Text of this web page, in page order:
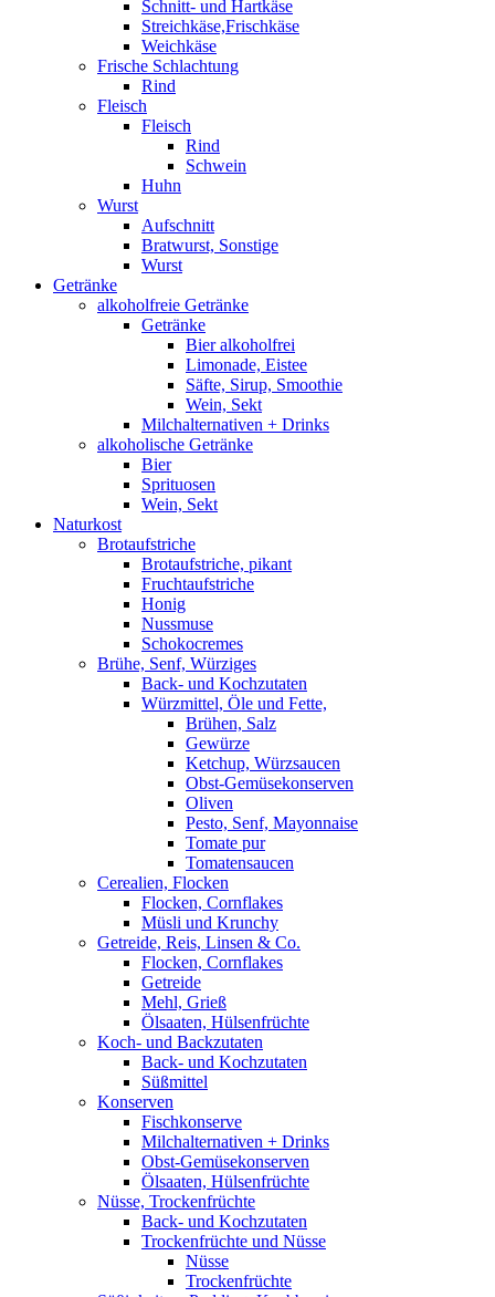
Schnitt- und Hartkäse
Streichkäse,Frischkäse
Weichkäse
Frische Schlachtung
Rind
Fleisch
Fleisch
Rind
Schwein
Huhn
Wurst
Aufschnitt
Bratwurst, Sonstige
Wurst
Getränke
alkoholfreie Getränke
Getränke
Bier alkoholfrei
Limonade, Eistee
Säfte, Sirup, Smoothie
Wein, Sekt
Milchalternativen + Drinks
alkoholische Getränke
Bier
Sprituosen
Wein, Sekt
Naturkost
Brotaufstriche
Brotaufstriche, pikant
Fruchtaufstriche
Honig
Nussmuse
Schokocremes
Brühe, Senf, Würziges
Back- und Kochzutaten
Würzmittel, Öle und Fette,
Brühen, Salz
Gewürze
Ketchup, Würzsaucen
Obst-Gemüsekonserven
Oliven
Pesto, Senf, Mayonnaise
Tomate pur
Tomatensaucen
Cerealien, Flocken
Flocken, Cornflakes
Müsli und Krunchy
Getreide, Reis, Linsen & Co.
Flocken, Cornflakes
Getreide
Mehl, Grieß
Ölsaaten, Hülsenfrüchte
Koch- und Backzutaten
Back- und Kochzutaten
Süßmittel
Konserven
Fischkonserve
Milchalternativen + Drinks
Obst-Gemüsekonserven
Ölsaaten, Hülsenfrüchte
Nüsse, Trockenfrüchte
Back- und Kochzutaten
Trockenfrüchte und Nüsse
Nüsse
Trockenfrüchte